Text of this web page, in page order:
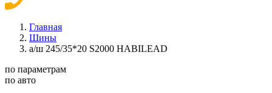
Главная
Шины
а/ш 245/35*20 S2000 HABILEAD
по параметрам
по авто